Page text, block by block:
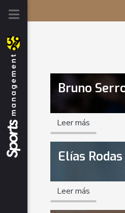
Bruno
Leer más
Elías Rodas
Leer más